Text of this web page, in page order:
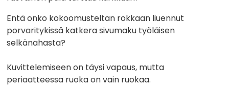
Entä onko kokoomusteltan rokkaan liuennut
porvaritykissä katkera sivumaku työläisen
selkänahasta?
Kuvittelemiseen on täysi vapaus, mutta
periaatteessa ruoka on vain ruokaa.